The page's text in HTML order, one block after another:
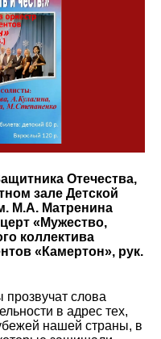
Отечества,
зале Детской
М.А. Матренина
«Мужество,
коллектива
«Камертон», рук.
слова
в адрес тех,
нашей страны, в